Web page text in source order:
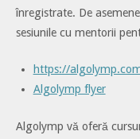
înregistrate. De
sesiunile cu mentorii
https://
Algolymp flyer
Algolymp vă oferă